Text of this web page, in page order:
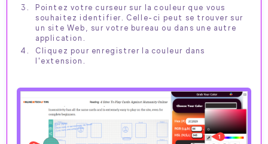
Pointez votre curseur sur la couleur que vous
souhaitez identifier. Celle-ci peut se trouver sur
un site Web, sur votre bureau ou dans une autre
application.
Cliquez pour enregistrer la couleur dans
l'extension.